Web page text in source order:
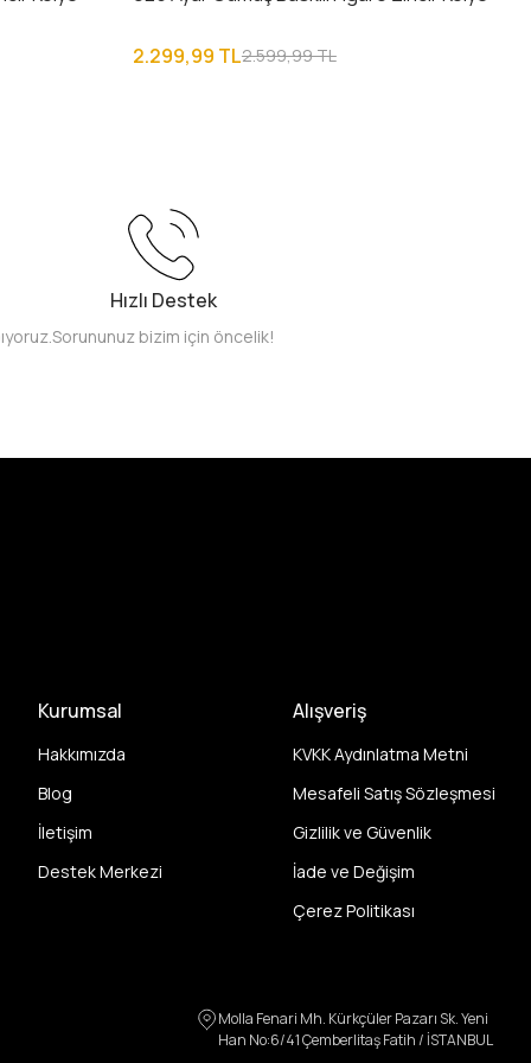
2.299,99 TL2.599,99 TL
Hızlı Destek
Sorununuz bizim için öncelik!
Kurumsal
Hakkımızda
Blog
İletişim
Destek Merkezi
Alışveriş
KVKK Aydınlatma Metni
Mesafeli Satış Sözleşmesi
Gizlilik ve Güvenlik
İade ve Değişim
Çerez Politikası
Molla Fenari Mh. Kürkçüler Pazarı Sk. Yeni
Han No:6/41 Çemberlitaş Fatih / İSTANBUL